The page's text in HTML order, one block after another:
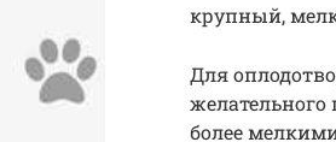
крупный,
Для
более